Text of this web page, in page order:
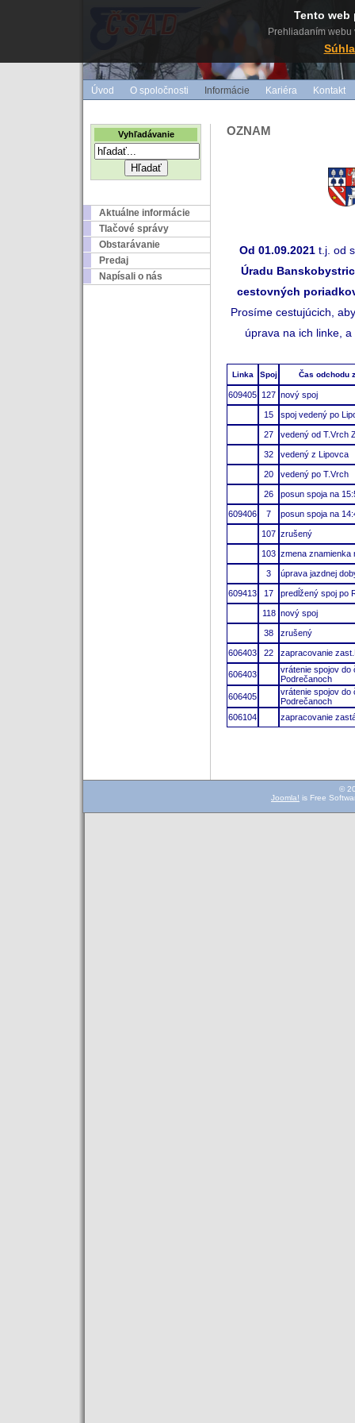
Úvod O spoločnosti Informácie Kariéra Kontakt
Vyhľadávanie
Aktuálne informácie
Tlačové správy
Obstarávanie
Predaj
Napísali o nás
OZNAM
Od 01.09.2021 t.j. od
Úradu
cestovných
Prosíme cestujúcich,
úprava na ich linke,
Linka Spoj Čas odchodu
609405 127 nový spoj
15 spoj vedený po
27 vedený od T.Vrch
32 vedený z Lipovca
20 vedený po T.Vrch
26 posun spoja na
609406 7 posun spoja na
107 zrušený
103 zmena znamienka
3 úprava jazdnej
609413 17 predĺžený spoj po
118 nový spoj
38 zrušený
606403 22 zapracovanie
606403
vrátenie spojov do
Podrečanoch
606405
vrátenie spojov do
Podrečanoch
606104
zapracovanie
©
Joomla! is Free
Tento web
Prehliadaním